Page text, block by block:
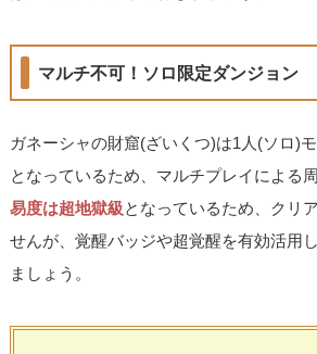
マルチ不可！ソロ限定ダンジョン
ガネーシャの財窟(ざいくつ)は1人(ソロ)
となっているため、マルチプレイによる
易度は超地獄級となっているため、クリ
せんが、覚醒バッジや超覚醒を有効活用
ましょう。